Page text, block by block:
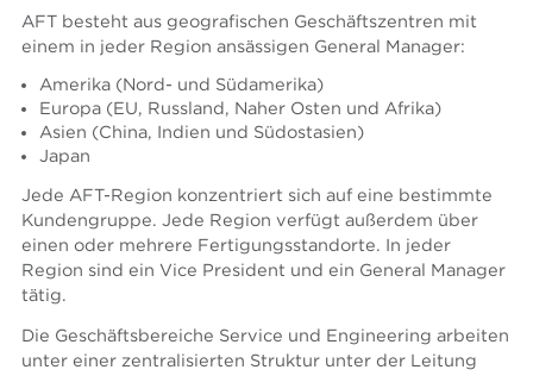
AFT besteht aus geografischen Geschäftszentren mit
einem in jeder Region ansässigen General Manager:
Amerika (Nord- und Südamerika)
Europa (EU, Russland, Naher Osten und Afrika)
Asien (China, Indien und Südostasien)
Japan
Jede AFT-Region konzentriert sich auf eine bestimmte
Kundengruppe. Jede Region verfügt außerdem über
einen oder mehrere Fertigungsstandorte. In jeder
Region sind ein Vice President und ein General Manager
tätig.
Die Geschäftsbereiche Service und Engineering arbeiten
unter einer zentralisierten Struktur unter der Leitung